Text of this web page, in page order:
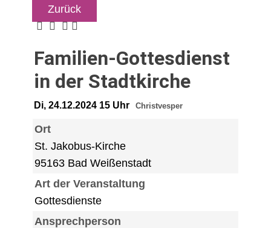
Zurück
Familien-Gottesdienst
in der Stadtkirche
Di, 24.12.2024 15 Uhr Christvesper
Ort
St. Jakobus-Kirche
95163 Bad Weißenstadt
Art der Veranstaltung
Gottesdienste
Ansprechperson